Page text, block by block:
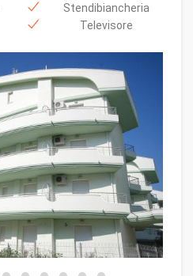
Stendibiancheria
Televisore